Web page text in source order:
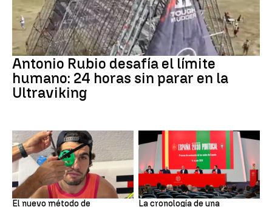
Ultraviking
Antonio Rubio desafía el límite
humano: 24 horas sin parar en la
Ultraviking
Tenis
El nuevo método de
Mundial 2030
La cronología de una